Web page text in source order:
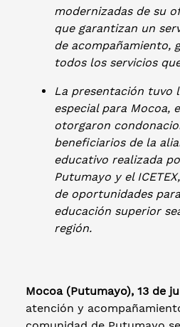
modernizadas de su
que garantizan un
de acompañamiento,
todos los servicios
La presentación tuvo
especial para Mocoa,
otorgaron
beneficiarios de la
educativo realizada
Putumayo y el
de oportunidades
educación superior
región.
Mocoa (Putumayo), 13 de
atención y